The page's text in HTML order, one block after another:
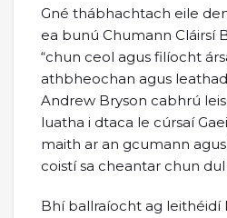
Gné thábhachtach eile
ea bunú Chumann Cláirsí
“chun ceol agus filíocht
athbheochan agus
Andrew Bryson cabhrú
luatha i dtaca le cúrsaí
maith ar an gcumann
coistí sa cheantar chun
Bhí ballraíocht ag leithéidí